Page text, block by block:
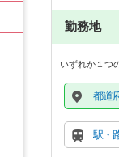
勤務地
いずれか１つ
都道
駅・